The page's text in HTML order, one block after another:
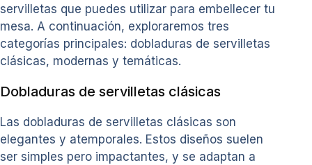
servilletas que puedes utilizar para embellecer tu
mesa. A continuación, exploraremos tres
categorías principales: dobladuras de servilletas
clásicas, modernas y temáticas.
Dobladuras de servilletas clásicas
Las dobladuras de servilletas clásicas son
elegantes y atemporales. Estos diseños suelen
ser simples pero impactantes, y se adaptan a